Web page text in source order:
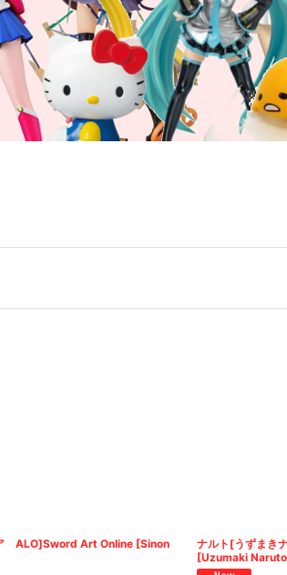
ALO]Sword Art Online [Sinon
ナルト[うずまき
[Uzumaki